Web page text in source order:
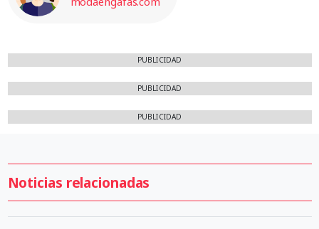
PUBLICIDAD
PUBLICIDAD
PUBLICIDAD
Noticias relacionadas